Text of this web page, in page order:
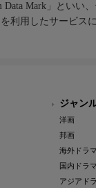
Data Mark」といい
を利用したサービス
ジャン
洋画
邦画
海外ドラマ
国内ドラマ
アジアド